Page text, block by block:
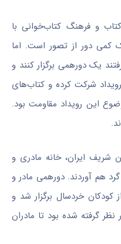
و فرهنگ کتاب‌خوانی با
کمی دور از تصور است. اما
یکدورهمی برگزار کنند و
شرکت کرده و کتاب‌های
این رویداد مقاومت بود.
شریف ایران، خانه مادری و
هم آوردند.دورهمی مادر و
کودکان خردسال برگزار شد و
گرفته شده بود تا مادران